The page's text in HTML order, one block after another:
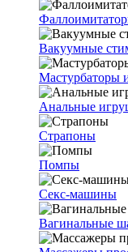
Вакуумные
Мастурбаторы
Анальные
Страпоны
Помпы
Секс-машины
Вагинальные